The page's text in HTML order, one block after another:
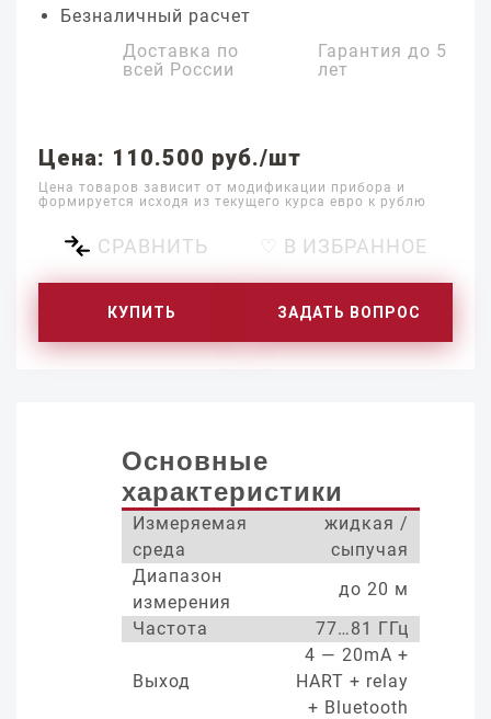
Безналичный расчет
Доставка по
всей России
Гарантия до 5
лет
Цена: 110.500 руб./шт
Цена товаров зависит от модификации прибора и
формируется исходя из текущего курса евро к рублю
СРАВНИТЬ ♡ В ИЗБРАННОЕ
КУПИТЬ ЗАДАТЬ ВОПРОС
Основные
характеристики
Измеряемая
среда
жидкая /
сыпучая
Диапазон
измерения
до 20 м
Частота
77…81 ГГц
Выход
4 — 20mA +
HART + relay
+ Bluetooth